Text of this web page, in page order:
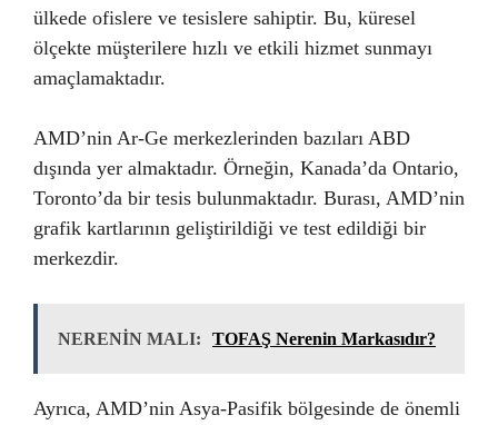
ülkede ofislere ve tesislere sahiptir. Bu, küresel
ölçekte müşterilere hızlı ve etkili hizmet sunmayı
amaçlamaktadır.
AMD’nin Ar-Ge merkezlerinden bazıları ABD
dışında yer almaktadır. Örneğin, Kanada’da Ontario,
Toronto’da bir tesis bulunmaktadır. Burası, AMD’nin
grafik kartlarının geliştirildiği ve test edildiği bir
merkezdir.
NERENİN MALI: TOFAŞ Nerenin Markasıdır?
Ayrıca, AMD’nin Asya-Pasifik bölgesinde de önemli